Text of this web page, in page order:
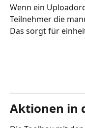
Wenn ein
Teilnehmer die
Das sorgt für
Aktionen in